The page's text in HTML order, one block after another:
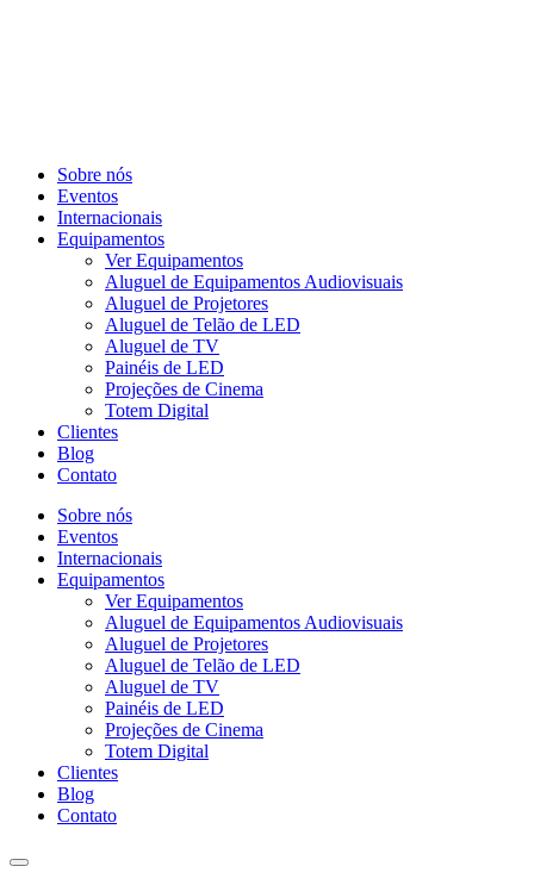
Sobre nós
Eventos
Internacionais
Equipamentos
Ver Equipamentos
Aluguel de Equipamentos Audiovisuais
Aluguel de Projetores
Aluguel de Telão de LED
Aluguel de TV
Painéis de LED
Projeções de Cinema
Totem Digital
Clientes
Blog
Contato
Sobre nós
Eventos
Internacionais
Equipamentos
Ver Equipamentos
Aluguel de Equipamentos Audiovisuais
Aluguel de Projetores
Aluguel de Telão de LED
Aluguel de TV
Painéis de LED
Projeções de Cinema
Totem Digital
Clientes
Blog
Contato